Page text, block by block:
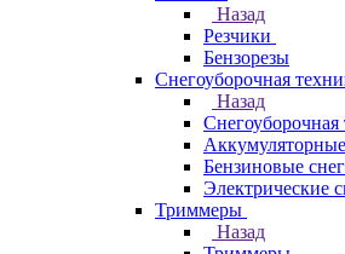
Назад
Резчики
Бензорезы
Снегоуборочная
Назад
Снегоуборочная
Бензиновые
Электрические
Триммеры
Назад